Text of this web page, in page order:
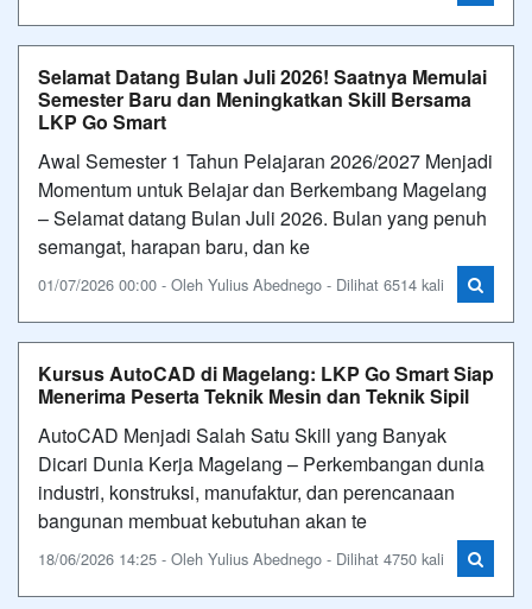
Selamat Datang Bulan Juli 2026! Saatnya Memulai
Semester Baru dan Meningkatkan Skill Bersama
LKP Go Smart
Awal Semester 1 Tahun Pelajaran 2026/2027 Menjadi
Momentum untuk Belajar dan Berkembang Magelang
– Selamat datang Bulan Juli 2026. Bulan yang penuh
semangat, harapan baru, dan ke
01/07/2026 00:00 - Oleh Yulius Abednego - Dilihat 6514 kali
Kursus AutoCAD di Magelang: LKP Go Smart Siap
Menerima Peserta Teknik Mesin dan Teknik Sipil
AutoCAD Menjadi Salah Satu Skill yang Banyak
Dicari Dunia Kerja Magelang – Perkembangan dunia
industri, konstruksi, manufaktur, dan perencanaan
bangunan membuat kebutuhan akan te
18/06/2026 14:25 - Oleh Yulius Abednego - Dilihat 4750 kali